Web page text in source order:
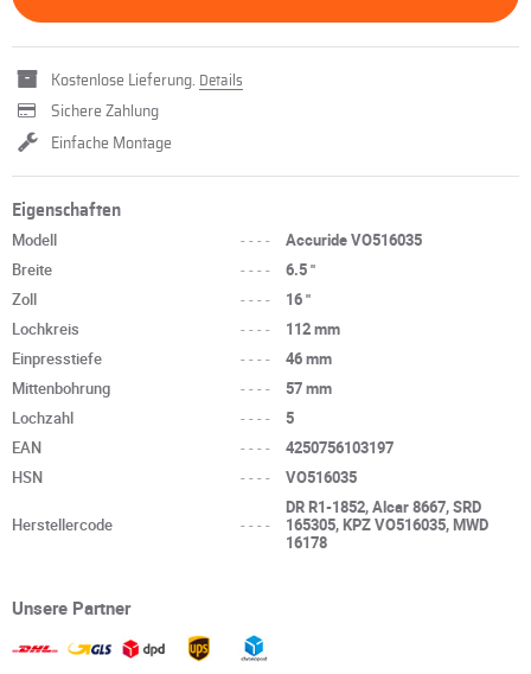
Kostenlose Lieferung. Details
Sichere Zahlung
Einfache Montage
Eigenschaften
Modell ----
Accuride VO516035
Breite
----
6.5 "
Zoll
----
16 "
Lochkreis
----
112 mm
Einpresstiefe
----
46 mm
Mittenbohrung
----
57 mm
Lochzahl
----
5
EAN
----
4250756103197
HSN
---- VO516035
Herstellercode ----
DR R1-1852, Alcar 8667, SRD
165305, KPZ VO516035, MWD
16178
Unsere Partner